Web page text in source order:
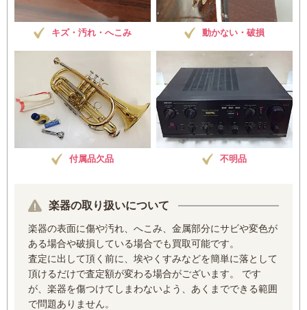
キズ・汚れ・へこみ 動かない・破損
付属品欠品 不明品
楽器の取り扱いについて
楽器の表面に傷や汚れ、へこみ、金属部分にサビや変色が
ある場合や破損している場合でも買取可能です。
査定に出して頂く前に、埃やくすみなどを簡単に落として
頂けるだけで査定額が変わる場合がございます。 です
が、楽器を傷つけてしまわないよう、あくまでできる範囲
で問題ありません。